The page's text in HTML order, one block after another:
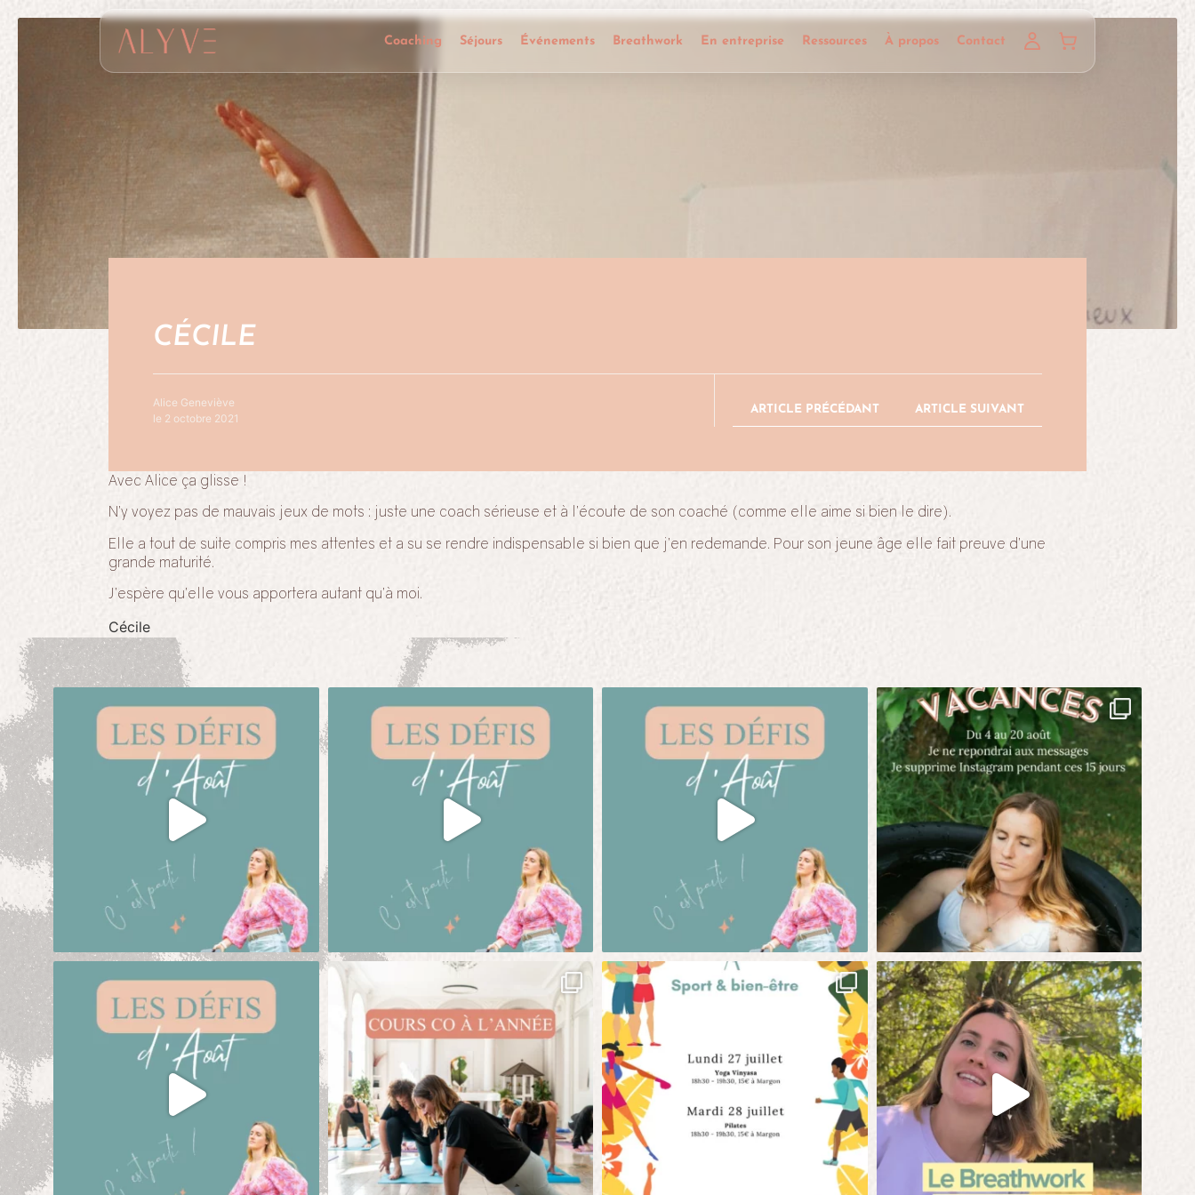
Coaching Séjours Événements Breathwork En entreprise Ressources À propos Contact
CÉCILE
Alice Geneviève
le 2 octobre 2021
ARTICLE PRÉCÉDANT ARTICLE SUIVANT
Avec Alice ça glisse !
N’y voyez pas de mauvais jeux de mots : juste une coach sérieuse et à l’écoute de son coaché (comme elle aime si bien le dire).
Elle a tout de suite compris mes attentes et a su se rendre indispensable si bien que j’en redemande. Pour son jeune âge elle fait preuve d’une
grande maturité.
J’espère qu’elle vous apportera autant qu’à moi.
Cécile